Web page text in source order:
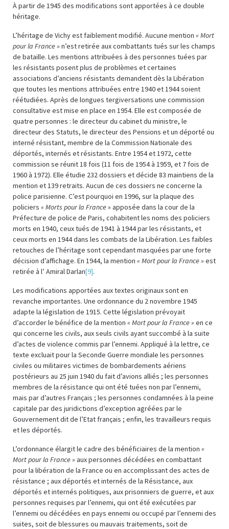
À partir de 1945 des modifications sont apportées à ce double
héritage.
L’héritage de Vichy est faiblement modifié. Aucune mention « Mort
pour la France »n’est retirée aux combattants tués sur les champs
de bataille. Les mentions attribuées à des personnes tuées par
les résistants posent plus de problèmes et certaines
associations d’anciens résistants demandent dès la Libération
que toutes les mentions attribuées entre 1940 et 1944 soient
réétudiées. Après de longues tergiversations une commission
consultative est mise en place en 1954. Elle est composée de
quatre personnes : le directeur du cabinet du ministre, le
directeur des Statuts, le directeur des Pensions et un déporté ou
interné résistant, membre de la Commission Nationale des
déportés, internés et résistants. Entre 1954 et 1972, cette
commission se réunit 18 fois (11 fois de 1954 à 1959, et 7 fois de
1960 à 1972). Elle étudie 232 dossiers et décide 83 maintiens de la
mention et 139 retraits. Aucun de ces dossiers ne concerne la
police parisienne. C’est pourquoi en 1996, sur la plaque des
policiers « Morts pour la France» apposée dans la cour de la
Préfecture de police de Paris, cohabitent les noms des policiers
morts en 1940, ceux tués de 1941 à 1944 par les résistants, et
ceux morts en 1944 dans les combats de la Libération. Les faibles
retouches de l’héritage sont cependant masquées par une forte
décision d’affichage. En 1944, la mention « Mort pour la France »est
retirée à l’ Amiral Darlan[9].
Les modifications apportées aux textes originaux sont en
revanche importantes. Une ordonnance du 2 novembre 1945
adapte la législation de 1915. Cette législation prévoyait
d’accorder le bénéfice de la mention « Mort pour la France »en ce
qui concerne les civils, aux seuls civils ayant succombé à la suite
d’actes de violence commis par l’ennemi. Appliqué à la lettre, ce
texte excluait pour la Seconde Guerre mondiale les personnes
civiles ou militaires victimes de bombardements aériens
postérieurs au 25 juin 1940 du fait d’avions alliés ; les personnes
membres de la résistance qui ont été tuées non par l’ennemi,
mais par d’autres Français ; les personnes condamnées à la peine
capitale par des juridictions d’exception agréées par le
Gouvernement dit de l’Etat français ; enfin, les travailleurs requis
et les déportés.
L’ordonnance élargit le cadre des bénéficiaires de la mention «
Mort pour la France »aux personnes décédées en combattant
pour la libération de la France ou en accomplissant des actes de
résistance ; aux déportés et internés de la Résistance, aux
déportés et internés politiques, aux prisonniers de guerre, et aux
personnes requises par l’ennemi, qui ont été exécutées par
l’ennemi ou décédées en pays ennemi ou occupé par l’ennemi des
suites, soit de blessures ou mauvais traitements, soit de